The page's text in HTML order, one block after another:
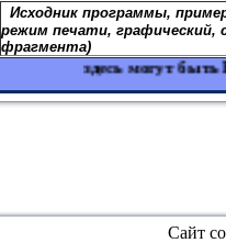
Исходник программы,
режим печати, графический,
фрагмента)
здесь могут быть
Сайт